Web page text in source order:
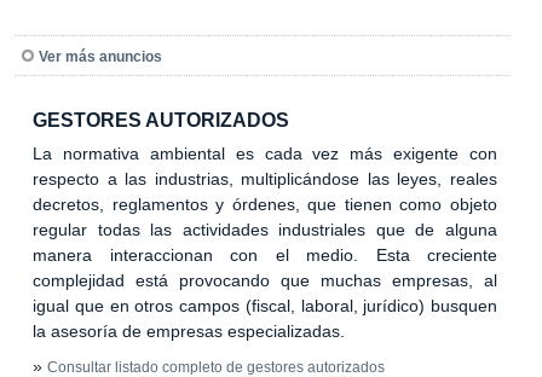
Ver más anuncios
GESTORES AUTORIZADOS
La normativa ambiental es cada vez más exigente con
respecto a las industrias, multiplicándose las leyes, reales
decretos, reglamentos y órdenes, que tienen como objeto
regular todas las actividades industriales que de alguna
manera interaccionan con el medio. Esta creciente
complejidad está provocando que muchas empresas, al
igual que en otros campos (fiscal, laboral, jurídico) busquen
la asesoría de empresas especializadas.
» Consultar listado completo de gestores autorizados